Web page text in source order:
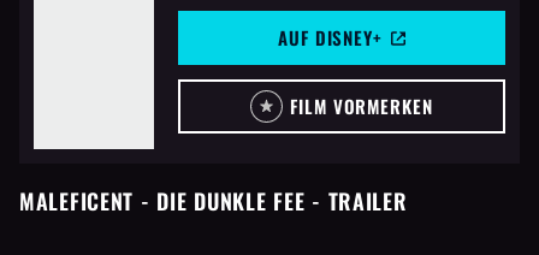
AUF DISNEY+
FILM VORMERKEN
MALEFICENT - DIE DUNKLE FEE - TRAILER